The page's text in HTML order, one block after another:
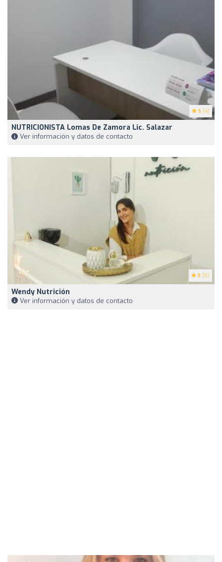
5 (4)
NUTRICIONISTA Lomas De Zamora Lic. Salazar
Ver información y datos de contacto
5 (5)
Wendy Nutrición
Ver información y datos de contacto